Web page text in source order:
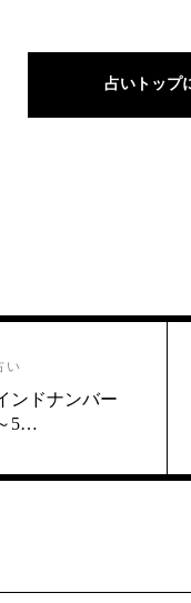
占いトップ
い
ンドナンバー
5…